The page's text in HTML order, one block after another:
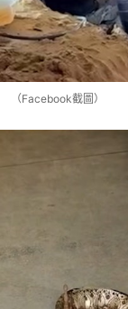
（Facebook截圖）